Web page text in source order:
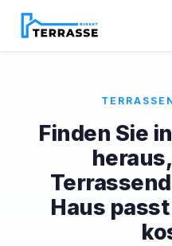
Finden Sie in
Haus